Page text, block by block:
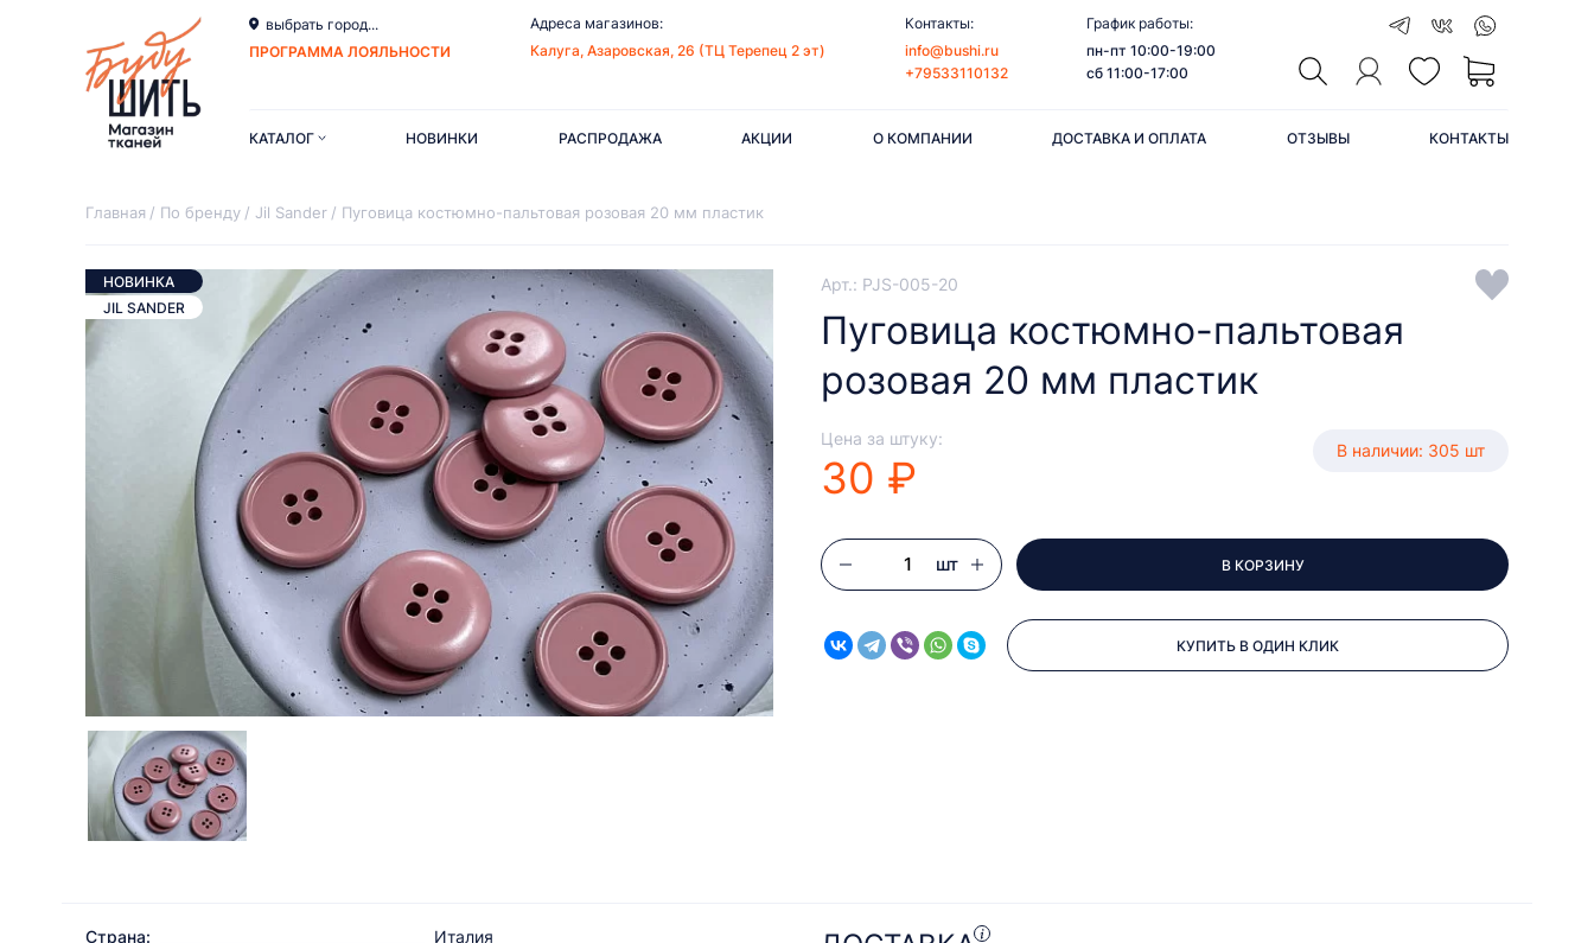
выбрать город...
ПРОГРАММА ЛОЯЛЬНОСТИ
Адреса магазинов:
Калуга, Азаровская, 26 (ТЦ Терепец 2 эт)
Контакты:
info@bushi.ru
+79533110132
График работы:
пн-пт 10:00-19:00
сб 11:00-17:00
КАТАЛОГ НОВИНКИ РАСПРОДАЖА АКЦИИ О КОМПАНИИ ДОСТАВКА И ОПЛАТА ОТЗЫВЫ КОНТАКТЫ
Главная По бренду Jil Sander Пуговица костюмно-пальтовая розовая 20 мм пластик
Арт.: PJS-005-20
Пуговица костюмно-пальтовая
розовая 20 мм пластик
Цена за штуку:
30 ₽
В наличии: 305 шт
шт В КОРЗИНУ
КУПИТЬ В ОДИН КЛИК
НОВИНКА
JIL SANDER
Страна:
Италия